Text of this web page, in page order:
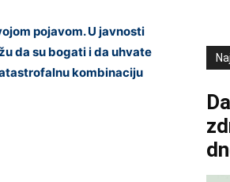
pojavom. U javnosti
da su bogati i da uhvate
kombinaciju